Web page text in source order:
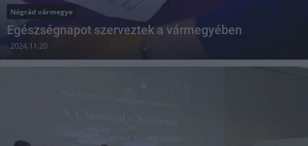
Nógrád vármegye
Egészségnapot szerveztek a vármegyében
2024.11.20